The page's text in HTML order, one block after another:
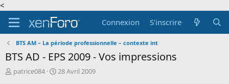
<
Connexion
S'inscrire
BTS AM – La période professionnelle – contexte int
BTS AD - EPS 2009 - Vos impressions
A
patrice084
D
28 Avril 2009